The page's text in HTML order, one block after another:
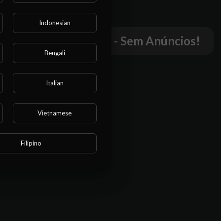
- Sem Cortes - Sem Anúncios!
Indonesian
Bengali
Italian
Vietnamese
Filipino